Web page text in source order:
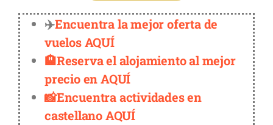
✈️Encuentra la mejor oferta de
vuelos AQUÍ
🏨Reserva el alojamiento al mejor
precio en AQUÍ
📸Encuentra actividades en
castellano AQUÍ